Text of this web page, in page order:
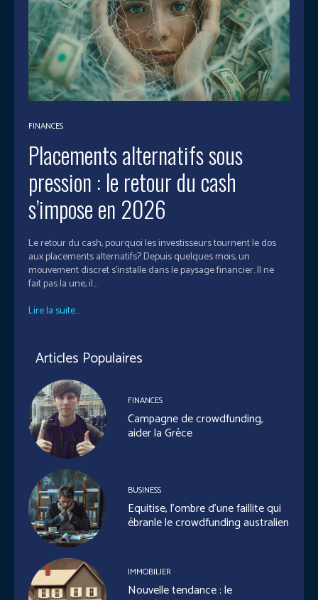
FINANCES
Placements alternatifs sous
pression : le retour du cash
s’impose en 2026
Le retour du cash, pourquoi les investisseurs tournent le dos
aux placements alternatifs? Depuis quelques mois, un
mouvement discret s’installe dans le paysage financier. Il ne
fait pas la une, il...
Lire la suite...
Articles Populaires
FINANCES
Campagne de crowdfunding,
aider la Grèce
BUSINESS
Equitise, l’ombre d’une faillite qui
ébranle le crowdfunding australien
IMMOBILIER
Nouvelle tendance : le